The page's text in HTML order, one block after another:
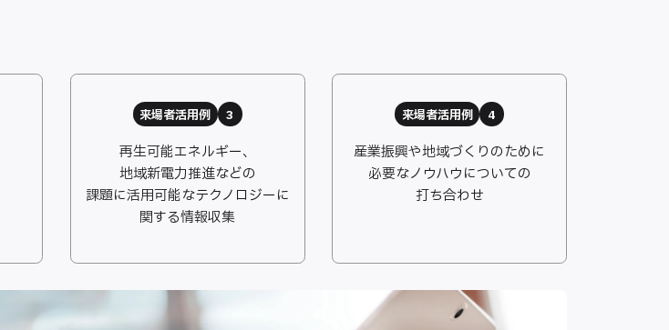
来場者活用例 3
再生可能エネルギー、
地域新電力推進などの
課題に活用可能なテクノロジーに
関する情報収集
来場者活用例 4
産業振興や地域づくりのために
必要なノウハウについての
打ち合わせ